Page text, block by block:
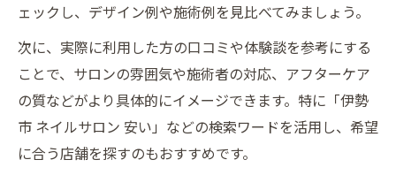
ェックし、デザイン例や施術例を見比べてみましょう。
次に、実際に利用した方の口コミや体験談を参考にする
ことで、サロンの雰囲気や施術者の対応、アフターケア
の質などがより具体的にイメージできます。特に「伊勢
市 ネイルサロン 安い」などの検索ワードを活用し、希望
に合う店舗を探すのもおすすめです。